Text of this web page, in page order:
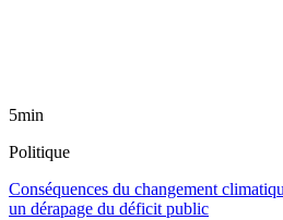
5min
Politique
Conséquences du changement
un dérapage du déficit public